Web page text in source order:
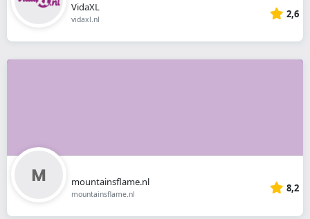
VidaXL
vidaxl.nl 2,6
mountainsflame.nl
mountainsflame.nl 8,2